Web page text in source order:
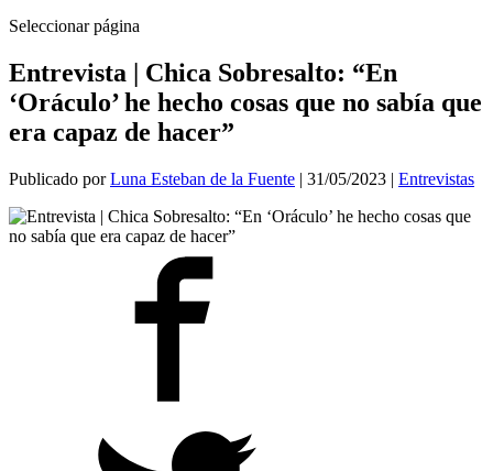
Seleccionar página
Entrevista | Chica Sobresalto: “En
‘Oráculo’ he hecho cosas que no sabía que
era capaz de hacer”
Publicado porLuna Esteban de la Fuente | 31/05/2023 | Entrevistas